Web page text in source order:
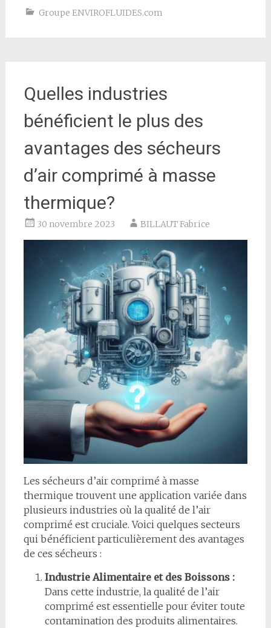
Groupe ENVIROFLUIDES.com
Quelles industries
bénéficient le plus des
avantages des sécheurs
d’air comprimé à masse
thermique?
30 novembre 2023 BILLAUT Fabrice
Les sécheurs d’air comprimé à masse
thermique trouvent une application variée dans
plusieurs industries où la qualité de l’air
comprimé est cruciale. Voici quelques secteurs
qui bénéficient particulièrement des avantages
de ces sécheurs :
Industrie Alimentaire et des Boissons :
Dans cette industrie, la qualité de l’air
comprimé est essentielle pour éviter toute
contamination des produits alimentaires.